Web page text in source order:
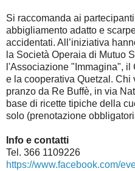
Si raccomanda ai
abbigliamento adatto e
accidentati. All’iniziativa
la Società Operaia di Mutuo
l'Associazione "Immagina", il
e la cooperativa Quetzal. Chi
pranzo da Re Buffè, in via
base di ricette tipiche della
solo (prenotazione
Info e contatti
Tel. 366 1109226
https://www.facebook.com/